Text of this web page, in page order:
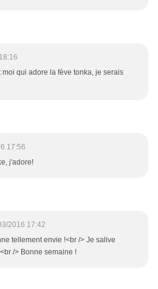
moi qui adore la fève tonka, je serais
17:56
j'adore!
2016 17:42
tellement envie !<br /> Je salive
/> Bonne semaine !